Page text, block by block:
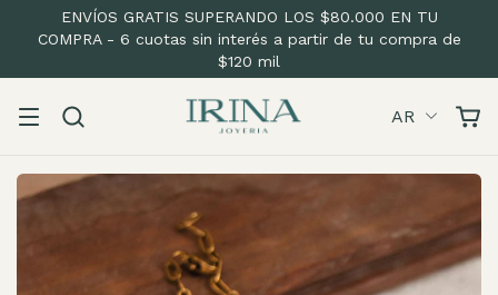
ENVÍOS GRATIS SUPERANDO LOS $80.000 EN TU
COMPRA - 6 cuotas sin interés a partir de tu compra de
$120 mil
AR